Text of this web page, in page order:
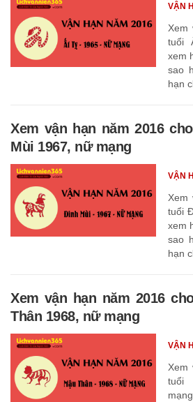
Xem
tuổi
xem
sao
hạn
VẬN
Xem vận hạn năm 2016
Mùi 1967, nữ mạng
Xem
tuổi
xem
sao
hạn
VẬN
Xem vận hạn năm 2016
Thân 1968, nữ mạng
Xem
tuổi
VẬN